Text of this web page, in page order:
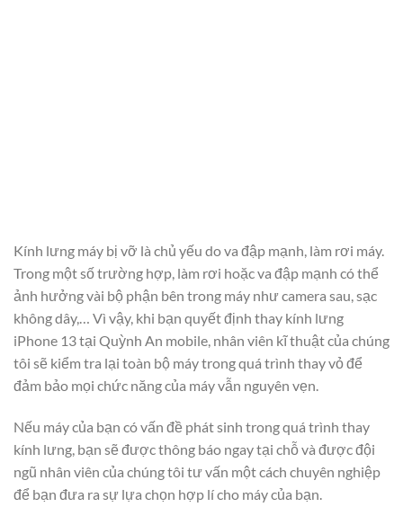
Kính lưng máy bị vỡ là chủ yếu do va đập mạnh, làm rơi máy.
Trong một số trường hợp, làm rơi hoặc va đập mạnh có thể
ảnh hưởng vài bộ phận bên trong máy như camera sau, sạc
không dây,… Vì vậy, khi bạn quyết định thay kính lưng
iPhone 13 tại Quỳnh An mobile, nhân viên kĩ thuật của chúng
tôi sẽ kiểm tra lại toàn bộ máy trong quá trình thay vỏ để
đảm bảo mọi chức năng của máy vẫn nguyên vẹn.
Nếu máy của bạn có vấn đề phát sinh trong quá trình thay
kính lưng, bạn sẽ được thông báo ngay tại chỗ và được đội
ngũ nhân viên của chúng tôi tư vấn một cách chuyên nghiệp
để bạn đưa ra sự lựa chọn hợp lí cho máy của bạn.